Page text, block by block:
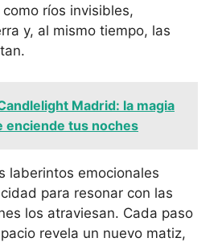
ríos invisibles,
y, al mismo tiempo, las
Madrid: la magia
enciende tus noches
laberintos emocionales
para resonar con las
los atraviesan. Cada paso
revela un nuevo matiz,